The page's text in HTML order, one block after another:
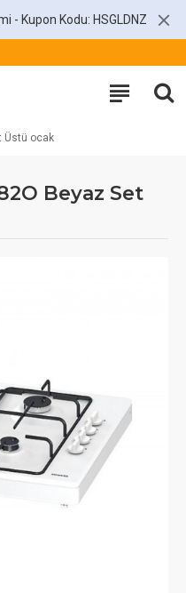
- Kupon Kodu: HSGLDNZ
Üstü ocak
Beyaz Set